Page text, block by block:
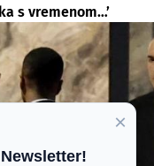
s vremenom…’
×